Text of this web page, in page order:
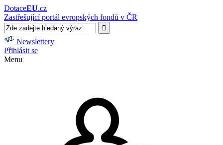
DotaceEU.cz
Zastřešující portál evropských fondů v ČR
Newslettery
Přihlásit se
Menu